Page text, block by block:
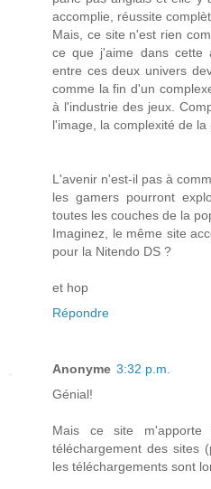
accomplie, réussite
Mais, ce site n'est rien
ce que j'aime dans cette
entre ces deux univers
comme la fin d'un
à l'industrie des jeux.
l'image, la complexité de la
L'avenir n'est-il pas à
les gamers pourront
toutes les couches de la
Imaginez, le même site
pour la Nitendo DS ?
et hop
Répondre
Anonyme 3:32 p.m.
Génial!
Mais ce site
téléchargement des sites
les téléchargements sont